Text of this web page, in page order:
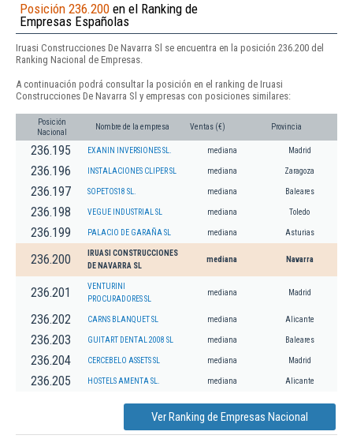
Posición 236.200 en el Ranking de
Empresas Españolas
Iruasi Construcciones De Navarra Sl se encuentra en la posición 236.200 del
Ranking Nacional de Empresas.
A continuación podrá consultar la posición en el ranking de Iruasi
Construcciones De Navarra Sl y empresas con posiciones similares:
Posición
Nacional
Nombre de la empresa Ventas (€) Provincia
236.195 EXANIN INVERSIONES SL. mediana Madrid
236.196 INSTALACIONES CLIPER SL mediana Zaragoza
236.197 SOPETOS18 SL. mediana Baleares
236.198 VEGUE INDUSTRIAL SL mediana Toledo
236.199 PALACIO DE GARAÑA SL mediana Asturias
236.200
IRUASI CONSTRUCCIONES
DE NAVARRA SL
mediana Navarra
236.201
VENTURINI
PROCURADORES SL
mediana Madrid
236.202 CARNS BLANQUET SL mediana Alicante
236.203 GUITART DENTAL 2008 SL mediana Baleares
236.204 CERCEBELO ASSETS SL mediana Madrid
236.205 HOSTELS AMENTA SL. mediana Alicante
Ver Ranking de Empresas Nacional